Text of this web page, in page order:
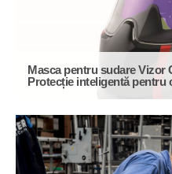
Masca pentru sudare Vizor
Protecție inteligentă pentru